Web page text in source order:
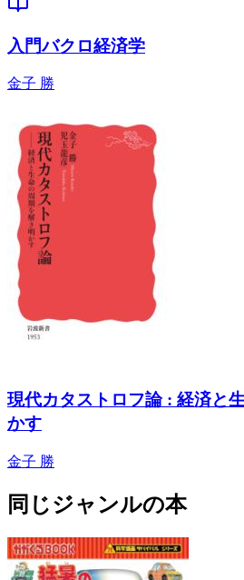
入門バクロ経済学
金子 勝
現代カタストロフ論 : 経済と
かす
金子 勝
同じジャンルの本